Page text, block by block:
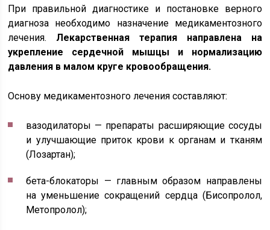
При правильной диагностике и постановке верного
диагноза необходимо назначение медикаментозного
лечения. Лекарственная терапия направлена на
укрепление сердечной мышцы и нормализацию
давления в малом круге кровообращения.
Основу медикаментозного лечения составляют:
вазодилаторы — препараты расширяющие сосуды
и улучшающие приток крови к органам и тканям
(Лозартан);
бета-блокаторы — главным образом направлены
на уменьшение сокращений сердца (Бисопролол,
Метопролол);